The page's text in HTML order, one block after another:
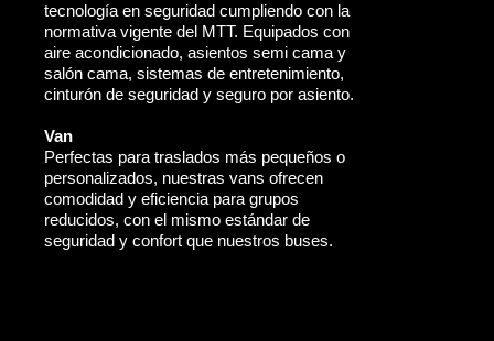
tecnología en seguridad cumpliendo con la
normativa vigente del MTT. Equipados con
aire acondicionado, asientos semi cama y
salón cama, sistemas de entretenimiento,
cinturón de seguridad y seguro por asiento.
Van
Perfectas para traslados más pequeños o
personalizados, nuestras vans ofrecen
comodidad y eficiencia para grupos
reducidos, con el mismo estándar de
seguridad y confort que nuestros buses.